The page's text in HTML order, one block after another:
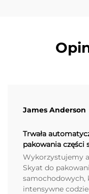
James Anderson
Trwała
pakowania części
Wykorzystujemy
Skyat do
samochodowych,
intensywne